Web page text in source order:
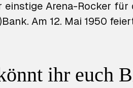
einstige Arena-Rocker
Am 12. Mai 1950
ihr euch